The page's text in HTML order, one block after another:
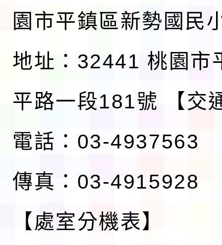
園市平鎮區新勢國民
地址：32441 桃園市
平路一段181號
【交
電話：03-4937563
傳真：03-4915928
【處室分機表】